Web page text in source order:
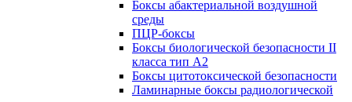
Боксы абактериальной воздушной
среды
ПЦР-боксы
Боксы биологической безопасности II
класса тип A2
Боксы цитотоксической безопасности
Ламинарные боксы радиологической